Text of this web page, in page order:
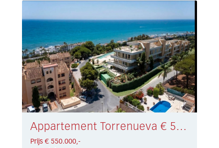
Appartement Torrenueva € 550.000,-
Prijs € 550.000,-